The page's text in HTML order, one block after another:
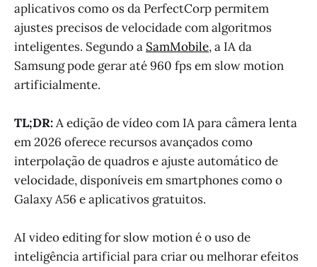
aplicativos como os da PerfectCorp permitem
ajustes precisos de velocidade com algoritmos
inteligentes. Segundo a SamMobile, a IA da
Samsung pode gerar até 960 fps em slow motion
artificialmente.
TL;DR:A edição de vídeo com IA para câmera lenta
em 2026 oferece recursos avançados como
interpolação de quadros e ajuste automático de
velocidade, disponíveis em smartphones como o
Galaxy A56 e aplicativos gratuitos.
AI video editing for slow motion é o uso de
inteligência artificial para criar ou melhorar efeitos